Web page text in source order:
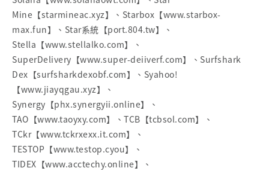
Mine【starmineac.xyz】、Starbox【www.starbox-
max.fun】、Star系統【port.804.tw】、
Stella【www.stellalko.com】、
SuperDelivery【www.super-deiiverf.com】、Surfshark
Dex【surfsharkdexobf.com】、Syahoo!
【www.jiayqgau.xyz】、
Synergy【phx.synergyii.online】、
TAO【www.taoyxy.com】、TCB【tcbsol.com】、
TCkr【www.tckrxexx.it.com】、
TESTOP【www.testop.cyou】、
TIDEX【www.acctechy.online】、